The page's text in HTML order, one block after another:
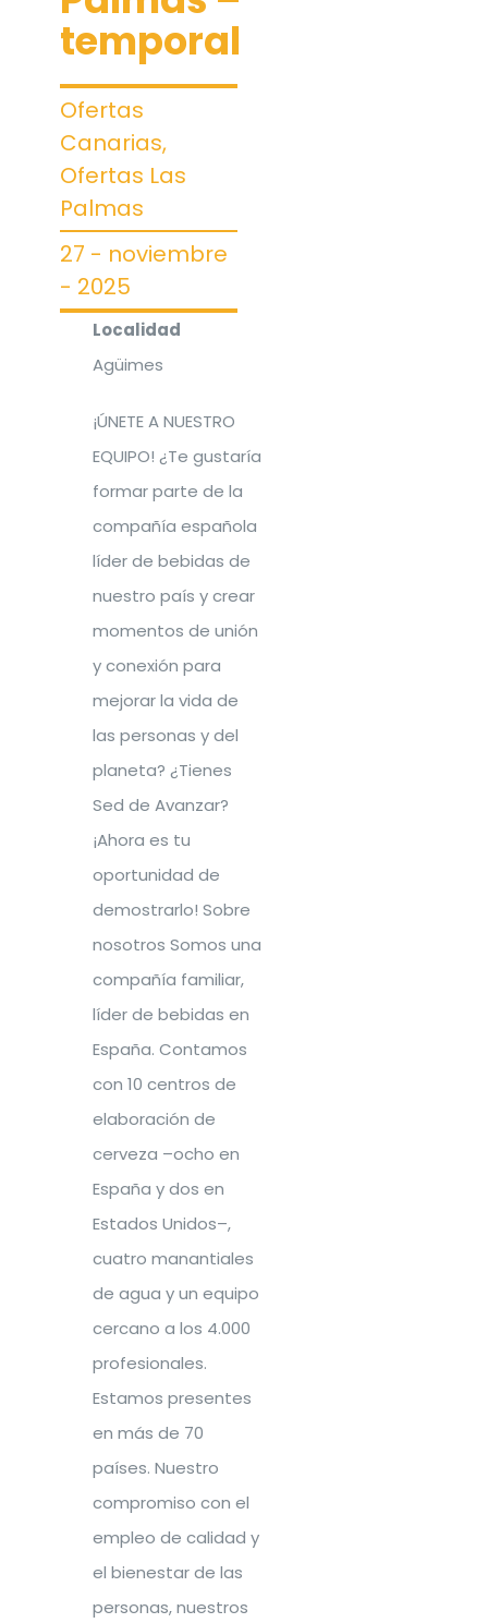
OFERTAS
Contacto
Ofertas Canarias
Ofertas Cantabria
Ofertas Castilla y León
Ofertas Castilla-La Mancha
Ofertas Comunidad Valenciana
Ofertas Extremadura
Ofertas Galicia
Ofertas La Rioja
Ofertas Madrid
Ofertas Murcia
Ofertas Navarra
Ofertas País Vasco
temporal
Ofertas
Canarias,
Ofertas Las
Palmas
27 - noviembre
- 2025
Localidad
Agüimes
¡ÚNETE A NUESTRO
EQUIPO! ¿Te gustaría
formar parte de la
compañía española
líder de bebidas de
nuestro país y crear
momentos de unión
y conexión para
mejorar la vida de
las personas y del
planeta? ¿Tienes
Sed de Avanzar?
¡Ahora es tu
oportunidad de
demostrarlo! Sobre
nosotros Somos una
compañía familiar,
líder de bebidas en
España. Contamos
con 10 centros de
elaboración de
cerveza –ocho en
España y dos en
Estados Unidos–,
cuatro manantiales
de agua y un equipo
cercano a los 4.000
profesionales.
Estamos presentes
en más de 70
países. Nuestro
compromiso con el
empleo de calidad y
el bienestar de las
personas, nuestros